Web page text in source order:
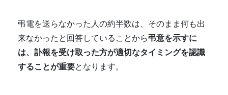
弔電を送らなかった人の約半数は、そのまま何も出
来なかったと回答していることから弔意を示すに
は、訃報を受け取った方が適切なタイミングを認識
することが重要となります。